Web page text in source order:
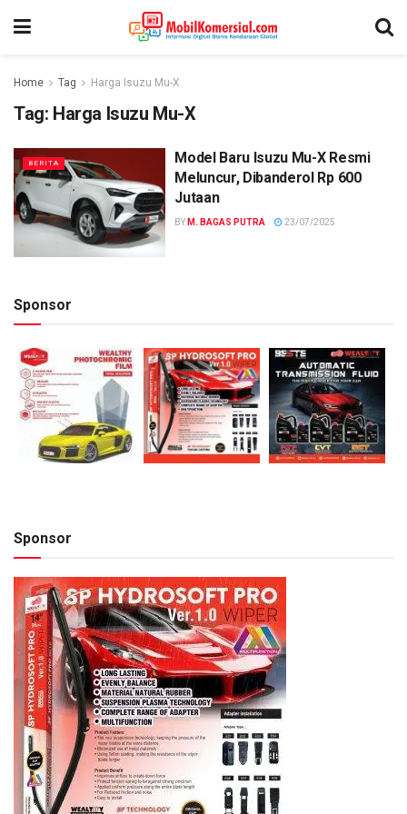
Home Tag Harga Isuzu Mu-X
Tag: Harga Isuzu Mu-X
BERITA
Model Baru Isuzu Mu-X Resmi
Meluncur, Dibanderol Rp 600
Jutaan
BY M. BAGAS PUTRA 23/07/2025
Sponsor
Sponsor